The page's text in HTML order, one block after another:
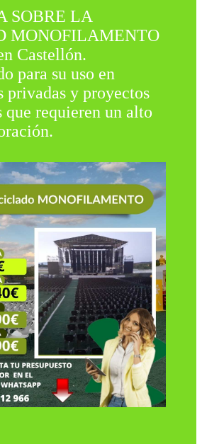
SOBRE LA
MONOFILAMENTO
Castellón.
para su uso en
privadas y proyectos
que requieren un alto